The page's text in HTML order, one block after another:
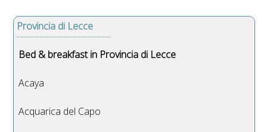
Provincia di Lecce
Bed & breakfast in Provincia di Lecce
Acaya
Acquarica del Capo